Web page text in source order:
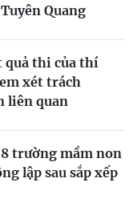
Quang
quả thi của thí
xét trách
liên quan
trường mầm non
lập sau sắp xếp